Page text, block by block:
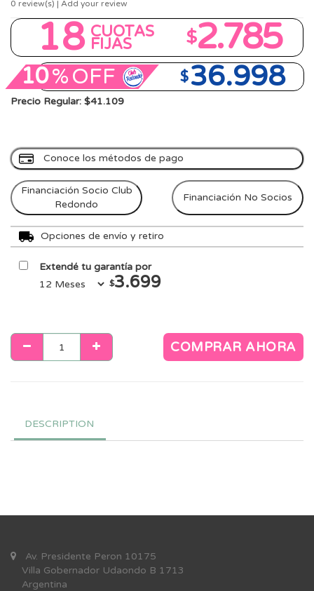
0 review(s) | Add your review
18 CUOTAS
FIJAS $2.785
10%OFF $36.998
Precio Regular: $41.109
Conoce los métodos de pago
Financiación Socio Club
Redondo
Financiación No Socios
Opciones de envío y retiro
Extendé tu garantía por
$3.699
COMPRAR AHORA
DESCRIPTION
Av. Presidente Peron 10175
Villa Gobernador Udaondo B 1713
Argentina